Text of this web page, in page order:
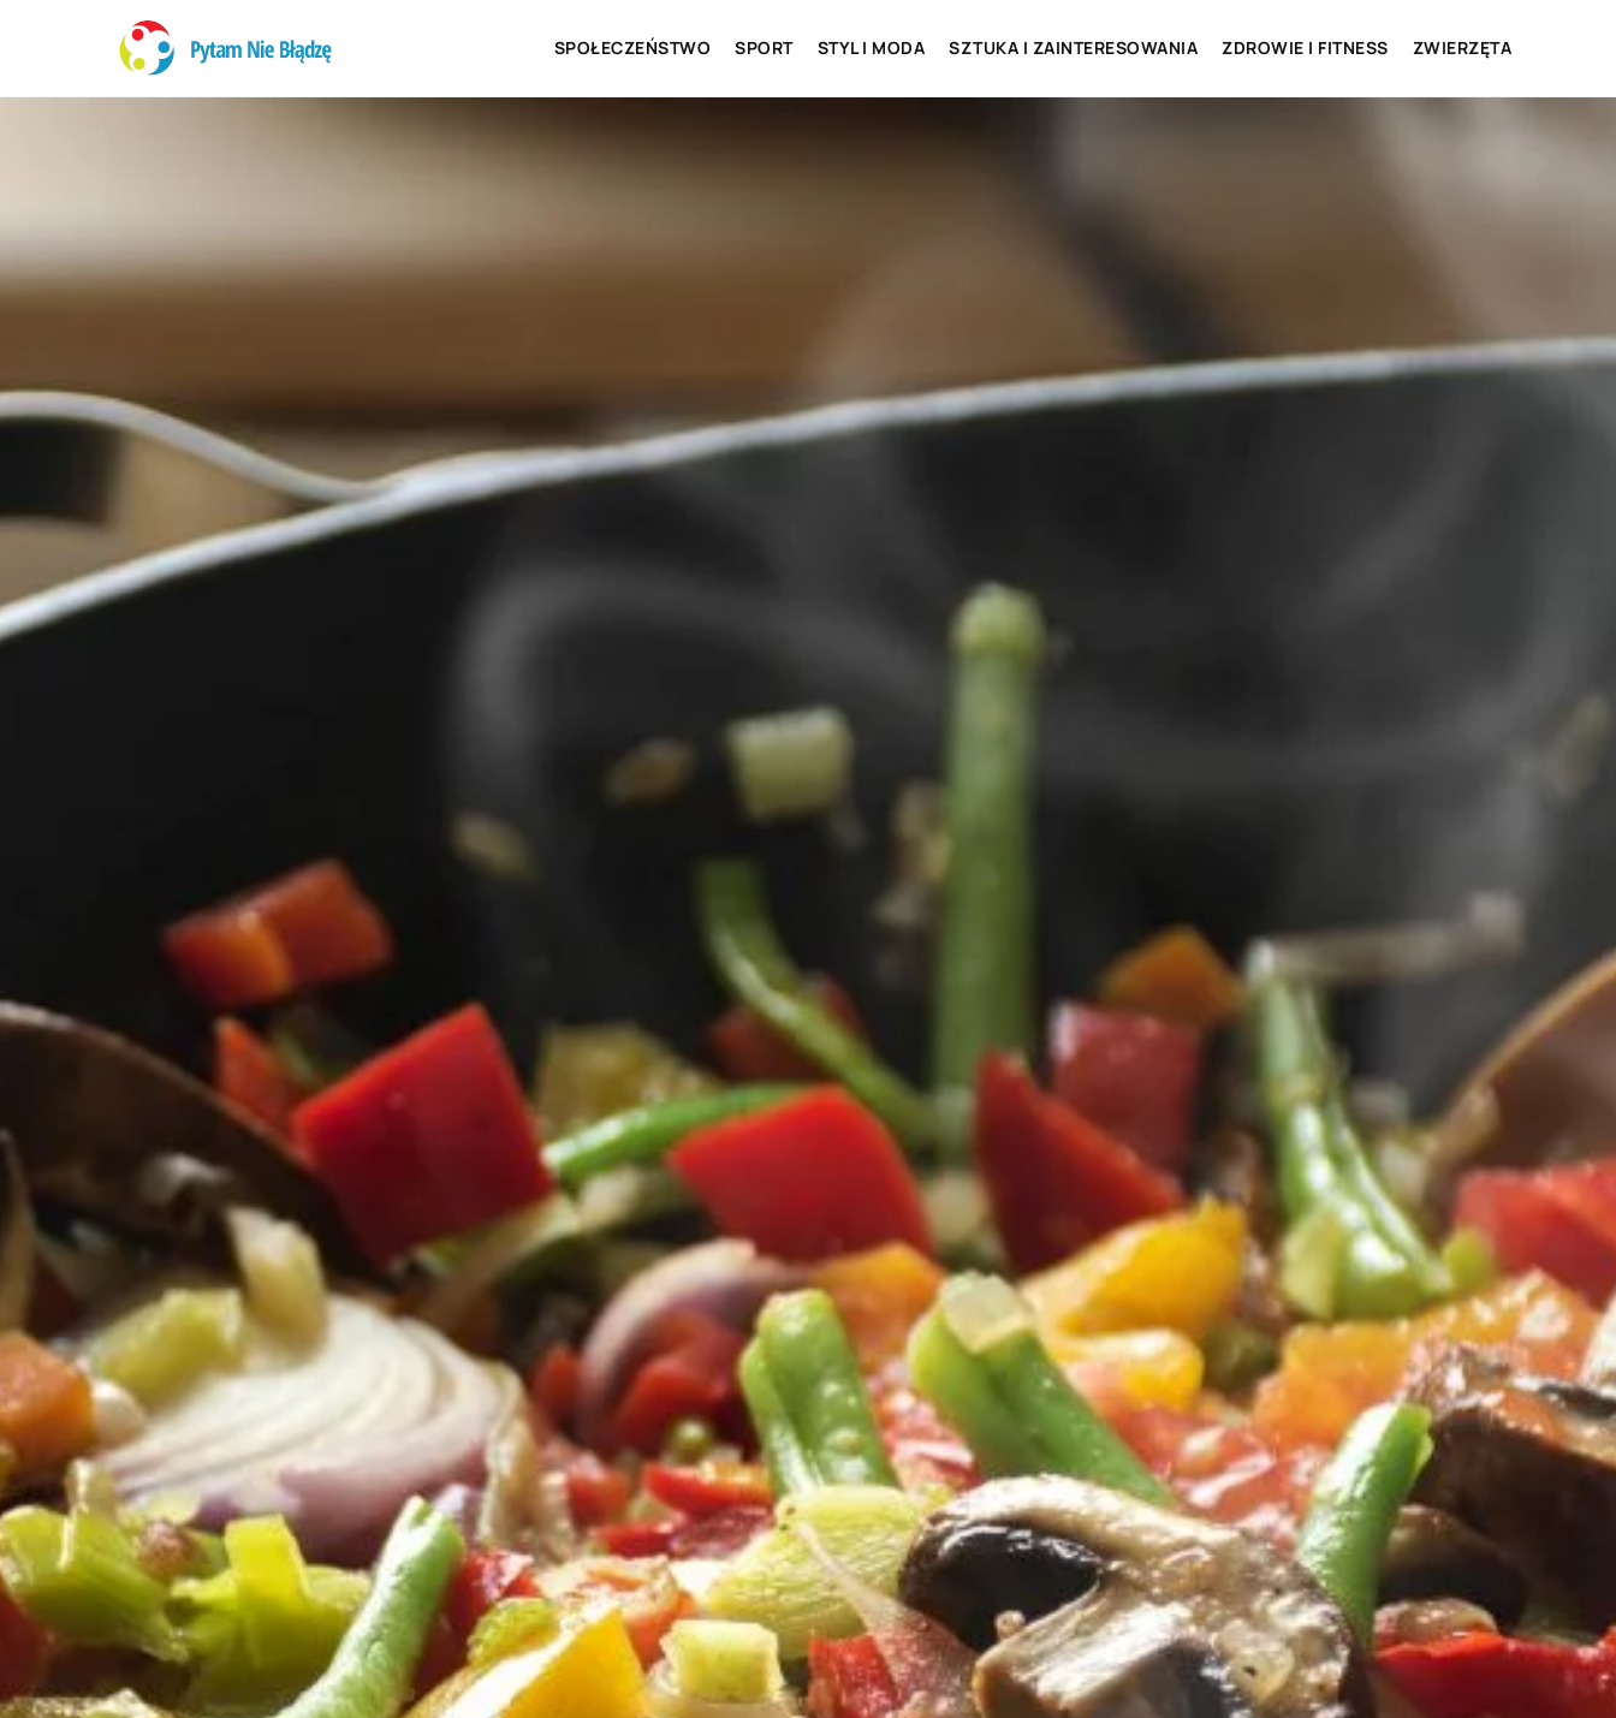
SPOŁECZEŃSTWO SPORT STYL I MODA SZTUKA I ZAINTERESOWANIA ZDROWIE I FITNESS ZWIERZĘTA